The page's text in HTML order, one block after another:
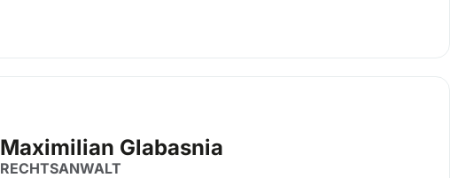
Maximilian Glabasnia
RECHTSANWALT